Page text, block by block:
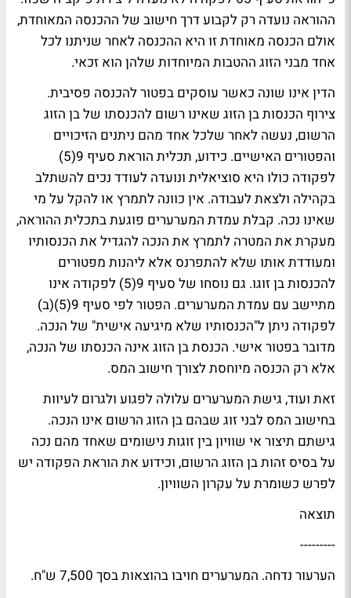
ההוראה נועדה רק לקבוע דרך חישוב של ההכנסה המאוחדת,
אולם הכנסה מאוחדת זו היא ההכנסה לאחר שניתנו לכל
אחד מבני הזוג ההטבות המיוחדות שלהן הוא זכאי.
הדין אינו שונה כאשר עוסקים בפטור להכנסה פסיבית.
צירוף הכנסות בן הזוג שאינו רשום להכנסתו של בן הזוג
הרשום, נעשה לאחר שלכל אחד מהם ניתנים הזיכויים
והפטורים האישיים. כידוע, תכלית הוראת סעיף 9(5)
לפקודה כולו היא סוציאלית ונועדה לעודד נכים להשתלב
בקהילה ולצאת לעבודה. אין כוונה לתמרץ או להקל על מי
שאינו נכה. קבלת עמדת המערערים פוגעת בתכלית ההוראה,
מעקרת את המטרה לתמרץ את הנכה להגדיל את הכנסותיו
ומעודדת אותו שלא להתפרנס אלא ליהנות מפטורים
להכנסות בן זוגו. גם נוסחו של סעיף 9(5) לפקודה אינו
מתיישב עם עמדת המערערים. הפטור לפי סעיף 9(5)(ב)
לפקודה ניתן ל"הכנסותיו שלא מיגיעה אישית" של הנכה.
מדובר בפטור אישי. הכנסת בן הזוג אינה הכנסתו של הנכה,
אלא רק הכנסה מיוחסת לצורך חישוב המס.
זאת ועוד, גישת המערערים עלולה לפגוע ולגרום לעיוות
בחישוב המס לבני זוג שבהם בן הזוג הרשום אינו הנכה.
גישתם תיצור אי שוויון בין זוגות נישומים שאחד מהם נכה
על בסיס זהות בן הזוג הרשום, וכידוע את הוראת הפקודה יש
לפרש כשומרת על עקרון השוויון.
תוצאה
---------
הערעור נדחה. המערערים חויבו בהוצאות בסך 7,500 ש"ח.